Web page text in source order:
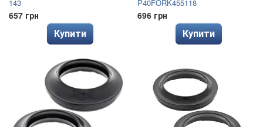
143
657 грн
Купити
P40FORK455118
696 грн
Купити